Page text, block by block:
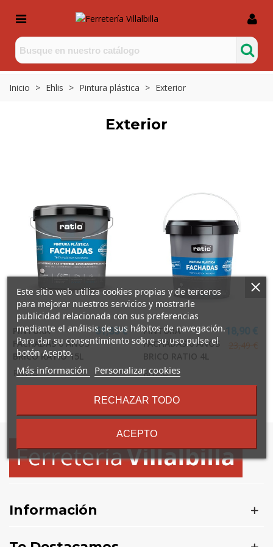
Inicio > Ehlis > Pintura plástica > Exterior
Exterior
PINTURA
FACHADAS 6 AÑOS
BRICO RATIO 15L
61,85 €
RATIO
PINTURA
FACHADAS 6 AÑOS
BRICO RATIO 4L
23,49 €
RATIO
Mostrando1-2 de 2 artículo(s)
Información
Este sitio web utiliza cookies propias y de terceros
para mejorar nuestros servicios y mostrarle
publicidad relacionada con sus preferencias
mediante el análisis de sus hábitos de navegación.
Para dar su consentimiento sobre su uso pulse el
botón Acepto.
Más información
sobre
términos
condiciones
Personalizar cookies
RECHAZAR TODO
ACEPTO